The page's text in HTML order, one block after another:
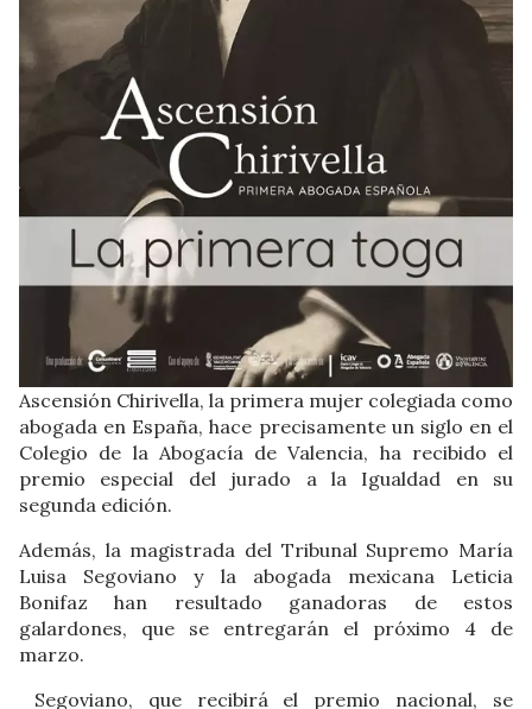
Ascensión Chirivella, la primera mujer colegiada como
abogada en España, hace precisamente un siglo en el
Colegio de la Abogacía de Valencia, ha recibido el
premio especial del jurado a la Igualdad en su
segunda edición.
Además, la magistrada del Tribunal Supremo María
Luisa Segoviano y la abogada mexicana Leticia
Bonifaz han resultado ganadoras de estos
galardones, que se entregarán el próximo 4 de
marzo.
Segoviano, que recibirá el premio nacional, se